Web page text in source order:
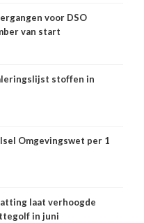
voor DSO
van start
stoffen in
Omgevingswet per 1
laat verhoogde
in juni